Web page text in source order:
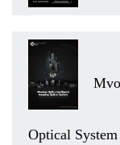
Optical System